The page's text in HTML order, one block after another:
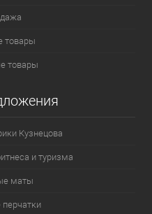
товары
товары
Кузнецова
и туризма
маты